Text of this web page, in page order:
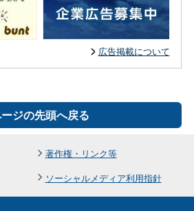
広告掲載について
ジの先頭へ戻る
著作権・リンク等
ソーシャルメディア利用指針